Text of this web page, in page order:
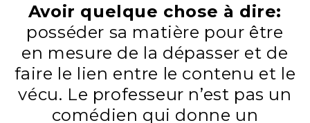
Avoir quelque chose à dire:
posséder sa matière pour être
en mesure de la dépasser et de
faire le lien entre le contenu et le
vécu. Le professeur n’est pas un
comédien qui donne un